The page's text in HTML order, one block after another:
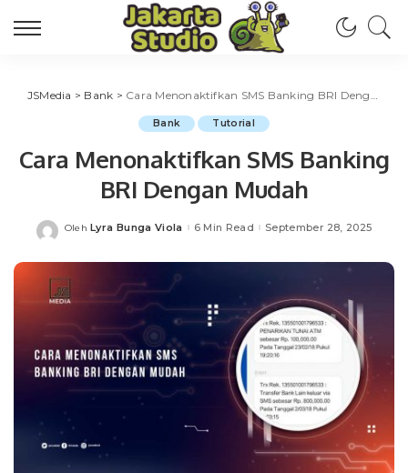
JSMedia > Bank > Cara Menonaktifkan SMS Banking BRI Dengan Mudah
Bank Tutorial
Cara Menonaktifkan SMS Banking
BRI Dengan Mudah
Posted
Oleh Lyra Bunga Viola 6 Min Read September 28, 2025